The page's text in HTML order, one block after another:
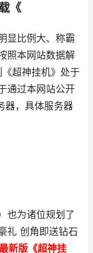
《
显比例大、称霸
照本网站数据解
超神挂机》处于
通过本网站公开
器，具体服务器
也为诸位规划了
礼 创角即送钻石
新版《超神挂